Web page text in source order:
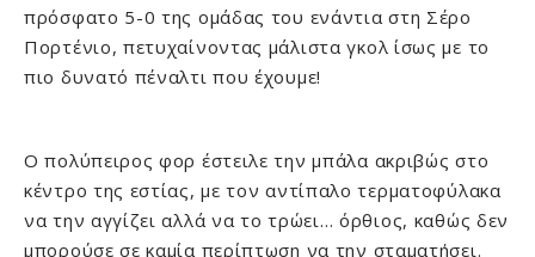
πρόσφατο 5-0 της ομάδας του ενάντια στη Σέρο
Πορτένιο, πετυχαίνοντας μάλιστα γκολ ίσως με το
πιο δυνατό πέναλτι που έχουμε!
Ο πολύπειρος φορ έστειλε την μπάλα ακριβώς στο
κέντρο της εστίας, με τον αντίπαλο τερματοφύλακα
να την αγγίζει αλλά να το τρώει… όρθιος, καθώς δεν
μπορούσε σε καμία περίπτωση να την σταματήσει.